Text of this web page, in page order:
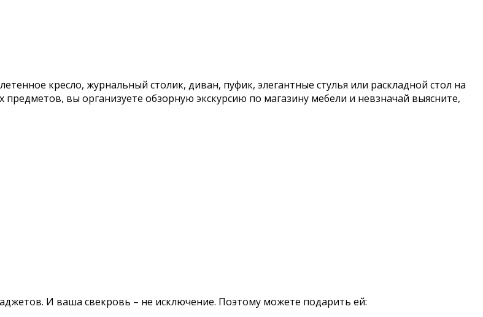
кресло, журнальный столик, диван, пуфик, элегантные стулья или раскладной стол на
вы организуете обзорную экскурсию по магазину мебели и невзначай выясните,
И ваша свекровь – не исключение. Поэтому можете подарить ей: